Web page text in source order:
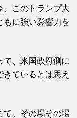
、このトランプ大
もに強い影響力を
て、米国政府側に
ているとは思え
て、その場その場